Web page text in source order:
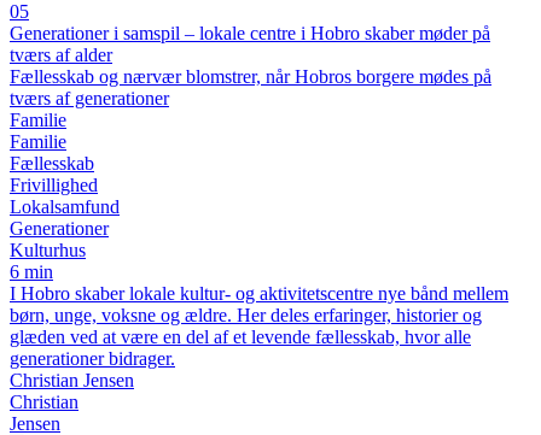
05
Generationer i samspil – lokale centre i Hobro skaber møder på
tværs af alder
Fællesskab og nærvær blomstrer, når Hobros borgere mødes på
tværs af generationer
Familie
Familie
Fællesskab
Frivillighed
Lokalsamfund
Generationer
Kulturhus
6 min
I Hobro skaber lokale kultur- og aktivitetscentre nye bånd mellem
børn, unge, voksne og ældre. Her deles erfaringer, historier og
glæden ved at være en del af et levende fællesskab, hvor alle
generationer bidrager.
Christian Jensen
Christian
Jensen